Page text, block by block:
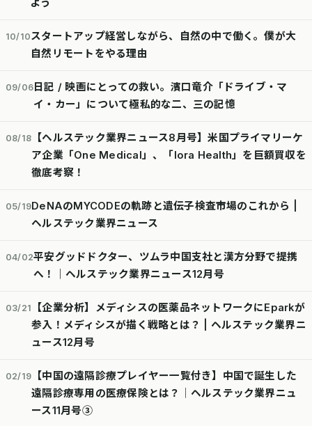
よう
10/10スタートアップ経営しながら、自然の中で働く。僕が大
自然リモートをやる理由
09/06日記 / 映画にとっての救い。濱口竜介「ドライブ・マ
イ・カー」について極私的な二、三の記憶
08/18
【ヘルステック業界ニュース8月号】米国プライマリーケ
ア企業「One Medical」、「lora Health」を巨額買収を
徹底考察！
05/19DeNAのMYCODEの軌跡と遺伝子検査市場のこれから |
ヘルステック業界ニュース
04/02平安グッドドクター、ツムラ中国支社と漢方分野で提携
へ！｜ヘルステック業界ニュース12月号
03/21
【企業分析】メディシスの医薬品ネットワークにEparkが
参入！メディシスが描く戦略とは？ | ヘルステック業界ニ
ュース12月号
02/19
【中国の遠隔診療プレイヤー一覧付き】中国で誕生した
遠隔診療専用の医療保険とは？│ヘルステック業界ニュ
ース11月号③